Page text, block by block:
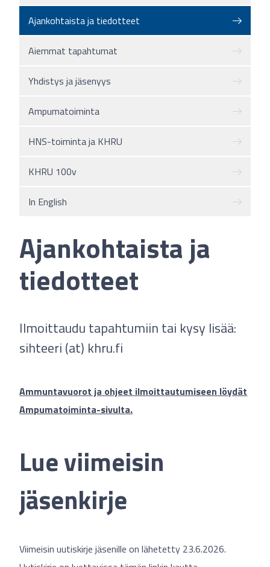
Ajankohtaista ja tiedotteet
Aiemmat tapahtumat
Yhdistys ja jäsenyys
Ampumatoiminta
HNS-toiminta ja KHRU
KHRU 100v
In English
Ajankohtaista ja
tiedotteet
Ilmoittaudu tapahtumiin tai kysy lisää:
sihteeri (at) khru.fi
Ammuntavuorot ja ohjeet ilmoittautumiseen löydät
Ampumatoiminta-sivulta.
Lue viimeisin
jäsenkirje
Viimeisin uutiskirje jäsenille on lähetetty 23.6.2026.